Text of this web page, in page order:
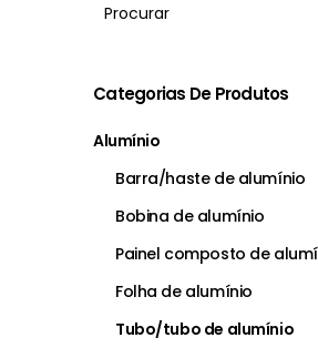
Procurar
Categorias De Produtos
Alumínio
Barra/haste de alumínio
Bobina de alumínio
Painel composto de
Folha de alumínio
Tubo/tubo de alumínio